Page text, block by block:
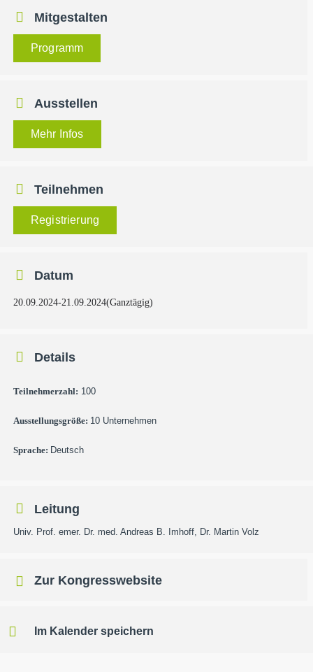
Mitgestalten
Programm
Ausstellen
Mehr Infos
Teilnehmen
Registrierung
Datum
20.09.2024-21.09.2024(Ganztägig)
Details
Teilnehmerzahl: 100
Ausstellungsgröße: 10 Unternehmen
Sprache: Deutsch
Leitung
Univ. Prof. emer. Dr. med. Andreas B. Imhoff, Dr. Martin Volz
Zur Kongresswebsite
Im Kalender speichern